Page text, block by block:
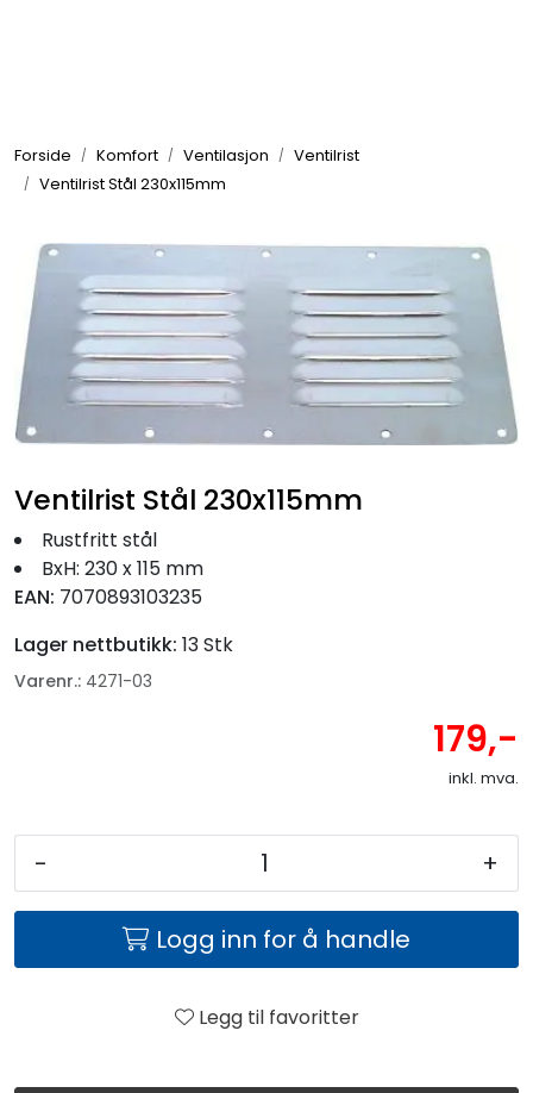
Forside Komfort Ventilasjon
Ventilrist
Ventilrist Stål 230x115mm
Ventilrist Stål 230x115mm
Rustfritt stål
BxH: 230 x 115 mm
EAN: 7070893103235
Lager nettbutikk: 13 Stk
Varenr.: 4271-03
179,-
inkl. mva.
- +
Logg inn for å handle
Legg til favoritter
Elektrisk
Bygg/Innredning
Komfort
VVS
Fortøyning
Fritid/Sikkerhet
Båtpleie/Opplag